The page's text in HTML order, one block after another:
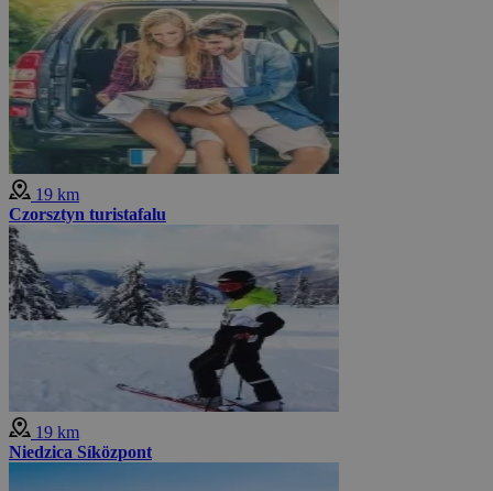
19 km
Czorsztyn turistafalu
19 km
Niedzica Síközpont